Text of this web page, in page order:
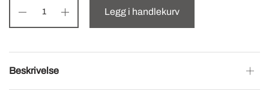
Legg i handlekurv
Beskrivelse